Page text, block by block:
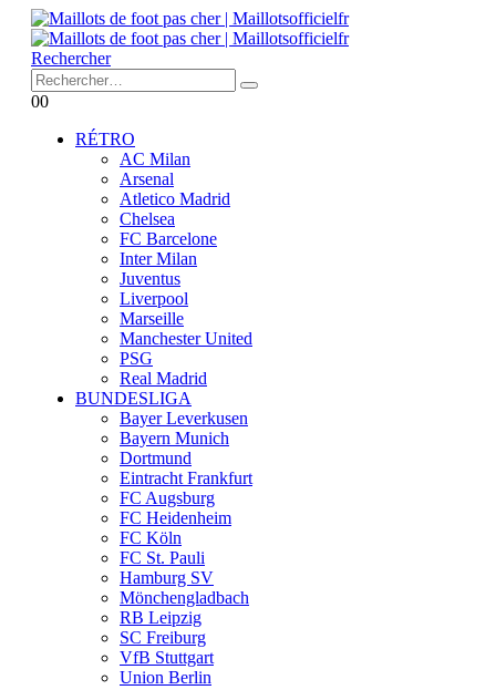
Rechercher
00
RÉTRO
AC Milan
Arsenal
Atletico Madrid
Chelsea
FC Barcelone
Inter Milan
Juventus
Liverpool
Marseille
Manchester United
PSG
Real Madrid
BUNDESLIGA
Bayer Leverkusen
Bayern Munich
Dortmund
Eintracht Frankfurt
FC Augsburg
FC Heidenheim
FC Köln
FC St. Pauli
Hamburg SV
Mönchengladbach
RB Leipzig
SC Freiburg
VfB Stuttgart
Union Berlin